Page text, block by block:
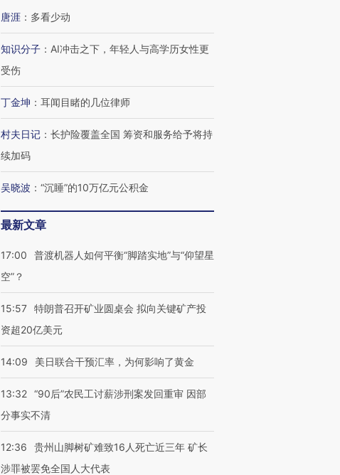
唐涯 ： 多看少动
知识分子 ： AI冲击之下，年轻人与高学历女性更
受伤
丁金坤 ： 耳闻目睹的几位律师
村夫日记 ： 长护险覆盖全国 筹资和服务给予将持
续加码
吴晓波 ： “沉睡”的10万亿元公积金
最新文章
17:00
普渡机器人如何平衡“脚踏实地”与“仰望星
空”？
15:57 特朗普召开矿业圆桌会 拟向关键矿产投
资超20亿美元
14:09 美日联合干预汇率，为何影响了黄金
13:32 “90后”农民工讨薪涉刑案发回重审 因部
分事实不清
12:36
贵州山脚树矿难致16人死亡近三年 矿长
涉罪被罢免全国人大代表